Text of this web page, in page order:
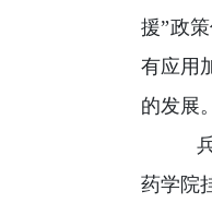
援”政
有应用
的发展。
兵
药学院